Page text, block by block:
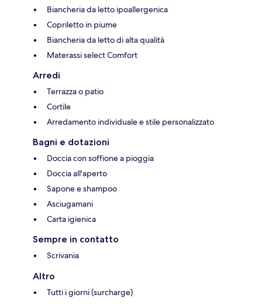
Biancheria da letto ipoallergenica
Copriletto in piume
Biancheria da letto di alta qualità
Materassi select Comfort
Arredi
Terrazza o patio
Cortile
Arredamento individuale e stile personalizzato
Bagni e dotazioni
Doccia con soffione a pioggia
Doccia all'aperto
Sapone e shampoo
Asciugamani
Carta igienica
Sempre in contatto
Scrivania
Altro
Tutti i giorni (surcharge)